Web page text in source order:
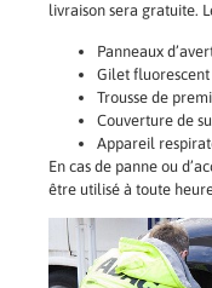
livraison sera gratuite.
Panneaux
Gilet fluorescent
Trousse de
Couverture de
Appareil
En cas de panne ou
être utilisé à toute